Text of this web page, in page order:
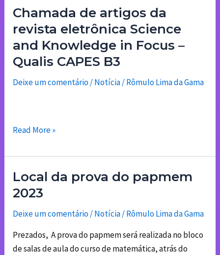
Chamada de artigos da
revista eletrônica Science
and Knowledge in Focus –
Qualis CAPES B3
Deixe um comentário/Notícia/Rômulo Lima da Gama
Chamada
de
artigos
da
revista
eletrônica
in
Qualis
CAPES
Read More »
Local da prova do papmem
2023
Deixe um comentário/Notícia/Rômulo Lima da Gama
Prezados, A prova do papmem será realizada no bloco
de salas de aula do curso de matemática, atrás do
Local
da
do
papmem
2023